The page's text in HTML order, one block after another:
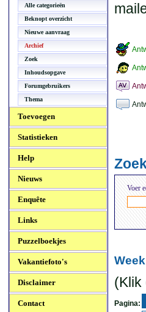
Alle categorieën
Beknopt overzicht
Nieuwe aanvraag
Archief
Zoek
Inhoudsopgave
Forumgebruikers
Thema
Toevoegen
Statistieken
Help
Nieuws
Enquête
Links
Puzzelboekjes
Vakantiefoto's
Disclaimer
Contact
Voer
(Klik
Pagina: